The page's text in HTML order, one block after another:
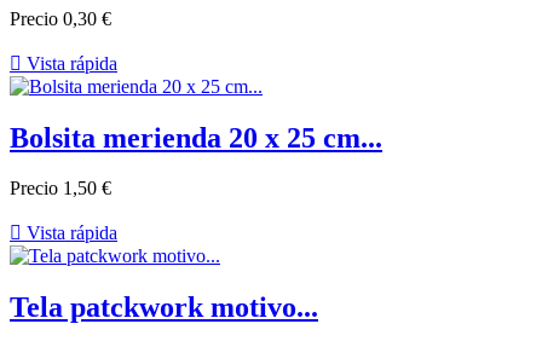
Precio 0,30 €
 Vista rápida
Bolsita merienda 20 x 25 cm...
Precio 1,50 €
 Vista rápida
Tela patckwork motivo...